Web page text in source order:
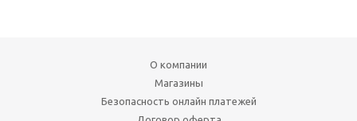
О компании
Магазины
Безопасность онлайн платежей